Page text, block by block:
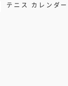
テニス カレンダー